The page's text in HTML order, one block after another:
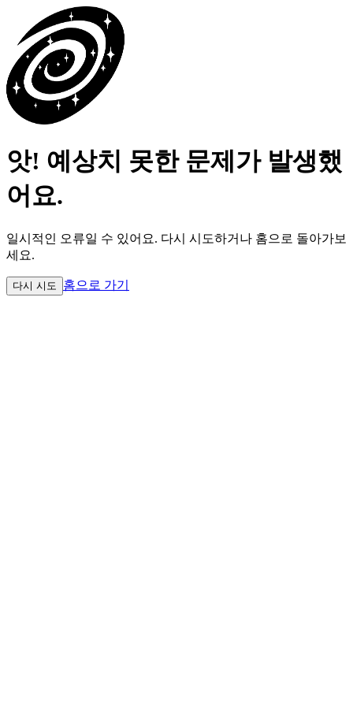
앗! 예상치 못한 문제가 발생했
어요.
일시적인 오류일 수 있어요. 다시 시도하거나 홈으로 돌아가보
세요.
다시 시도 홈으로 가기